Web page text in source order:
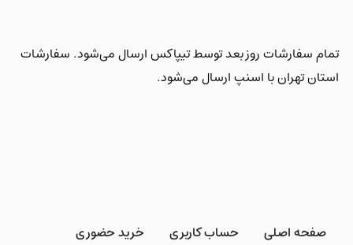
تمام سفارشات روز بعد توسط تیپاکس ارسال می‌شود. سفارشات
استان تهران با اسنپ ارسال می‌شود.
صفحه اصلی حساب کاربری
خرید حضوری